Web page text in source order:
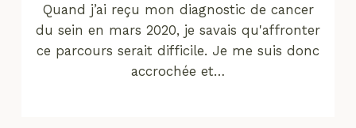
Quand j’ai reçu mon diagnostic de cancer
du sein en mars 2020, je savais qu'affronter
ce parcours serait difficile. Je me suis donc
accrochée et…